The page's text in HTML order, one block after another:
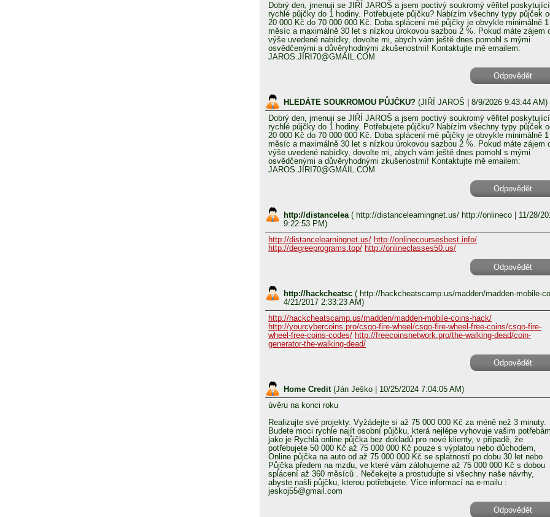
Dobrý den, jmenuji se JIŘÍ JAROŠ a jsem poctivý soukromý věřitel poskytující
rychlé půjčky do 1 hodiny. Potřebujete půjčku? Nabízím všechny typy půjček
20 000 Kč do 70 000 000 Kč. Doba splácení mé půjčky je obvykle minimálně 1
měsíc a maximálně 30 let s nízkou úrokovou sazbou 2 %. Pokud máte zájem
výše uvedené nabídky, dovolte mi, abych vám ještě dnes pomohl s mými
osvědčenými a důvěryhodnými zkušenostmi! Kontaktujte mě emailem:
JAROS.JIRI70@GMAIL.COM
Odpovědět
HLEDÁTE SOUKROMOU PŮJČKU? (JIŘÍ JAROŠ | 8/9/2026 9:43:44 AM)
Dobrý den, jmenuji se JIŘÍ JAROŠ a jsem poctivý soukromý věřitel poskytující
rychlé půjčky do 1 hodiny. Potřebujete půjčku? Nabízím všechny typy půjček
20 000 Kč do 70 000 000 Kč. Doba splácení mé půjčky je obvykle minimálně 1
měsíc a maximálně 30 let s nízkou úrokovou sazbou 2 %. Pokud máte zájem
výše uvedené nabídky, dovolte mi, abych vám ještě dnes pomohl s mými
osvědčenými a důvěryhodnými zkušenostmi! Kontaktujte mě emailem:
JAROS.JIRI70@GMAIL.COM
Odpovědět
http://distancelea ( http://distancelearningnet.us/ http://onlineco | 11/28/
9:22:53 PM)
http://distancelearningnet.us/ http://onlinecoursesbest.info/
http://degreeprograms.top/ http://onlineclasses50.us/
Odpovědět
http://hackcheatsc ( http://hackcheatscamp.us/madden/madden-mobile-co
4/21/2017 2:33:23 AM)
http://hackcheatscamp.us/madden/madden-mobile-coins-hack/
http://yourcybercoins.pro/csgo-fire-wheel/csgo-fire-wheel-free-coins/csgo-fire-
wheel-free-coins-codes/ http://freecoinsnetwork.pro/the-walking-dead/coin-
generator-the-walking-dead/
Odpovědět
Home Credit (Ján Ješko
| 10/25/2024 7:04:05 AM)
úvěru na konci roku
Realizujte své projekty. Vyžádejte si až 75 000 000 Kč za méně než 3 minuty.
Budete moci rychle najít osobní půjčku, která nejlépe vyhovuje vašim
jako je Rychlá online půjčka bez dokladů pro nové klienty, v případě, že
potřebujete 50 000 Kč až 75 000 000 Kč pouze s výplatou nebo důchodem,
Online půjčka na auto od až 75 000 000 Kč se splatností po dobu 30 let nebo
Půjčka předem na mzdu, ve které vám zálohujeme až 75 000 000 Kč s dobou
splácení až 360 měsíců . Nečekejte a prostudujte si všechny naše návrhy,
abyste našli půjčku, kterou potřebujete. Více informací na e-mailu :
jeskoj55@gmail.com
Odpovědět